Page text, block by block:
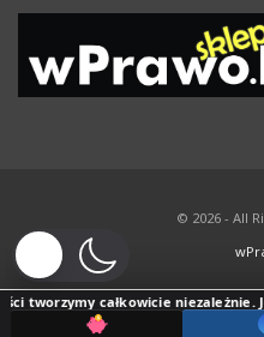
© 2026 - All
tworzymy całkowicie niezależnie.